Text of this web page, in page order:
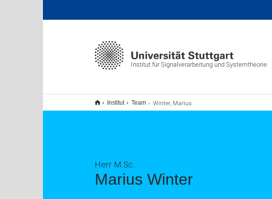
Institut für Signalverarbeitung und Systemtheorie
Institut Team Winter, Marius
Marius Winter
Herr M.Sc.